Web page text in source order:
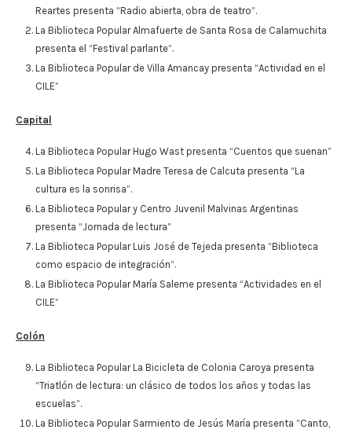
Reartes presenta “Radio abierta, obra de teatro”.
La Biblioteca Popular Almafuerte de Santa Rosa de Calamuchita
presenta el “Festival parlante”.
La Biblioteca Popular de Villa Amancay presenta “Actividad en el
CILE”
Capital
La Biblioteca Popular Hugo Wast presenta “Cuentos que suenan”
La Biblioteca Popular Madre Teresa de Calcuta presenta “La
cultura es la sonrisa”.
La Biblioteca Popular y Centro Juvenil Malvinas Argentinas
presenta “Jornada de lectura”
La Biblioteca Popular Luis José de Tejeda presenta “Biblioteca
como espacio de integración”.
La Biblioteca Popular María Saleme presenta “Actividades en el
CILE”
Colón
La Biblioteca Popular La Bicicleta de Colonia Caroya presenta
“Triatlón de lectura: un clásico de todos los años y todas las
escuelas”.
La Biblioteca Popular Sarmiento de Jesús María presenta “Canto,